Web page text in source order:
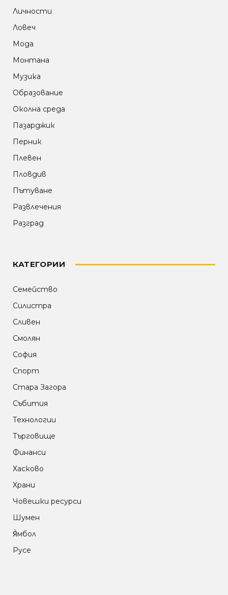
Личности
Ловеч
Мода
Монтана
Музика
Образование
Околна среда
Пазарджик
Перник
Плевен
Пловдив
Пътуване
Развлечения
Разград
КАТЕГОРИИ
Семейство
Силистра
Сливен
Смолян
София
Спорт
Стара Загора
Събития
Технологии
Търговище
Финанси
Хасково
Храни
Човешки ресурси
Шумен
Я̀мбол
Русе